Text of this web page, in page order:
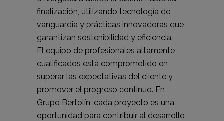
finalización, utilizando tecnología de
vanguardia y prácticas innovadoras que
garantizan sostenibilidad y eficiencia.
El equipo de profesionales altamente
cualificados está comprometido en
superar las expectativas del cliente y
promover el progreso continuo. En
Grupo Bertolín, cada proyecto es una
oportunidad para contribuir al desarrollo